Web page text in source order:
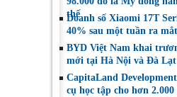
thế
Doanh số Xiaomi 17T
40% sau một tuần ra mắt
BYD Việt Nam khai
mới tại Hà Nội và Đà Lạt
CapitaLand
cụ học tập cho hơn